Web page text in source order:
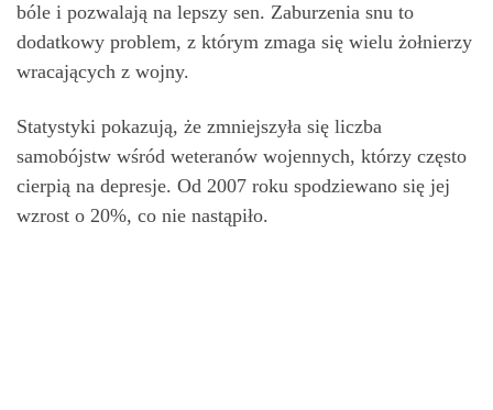
bóle i pozwalają na lepszy sen. Zaburzenia snu to
dodatkowy problem, z którym zmaga się wielu żołnierzy
wracających z wojny.
Statystyki pokazują, że zmniejszyła się liczba
samobójstw wśród weteranów wojennych, którzy często
cierpią na depresje. Od 2007 roku spodziewano się jej
wzrost o 20%, co nie nastąpiło.